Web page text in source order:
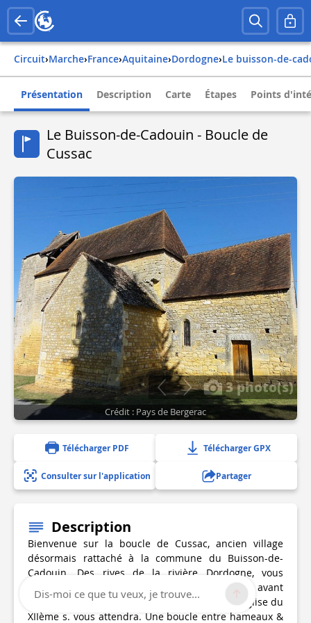
Circuit› Marche› france› aquitaine› dordogne› le buisson-de-
Présentation Description Carte Étapes Points
Le Buisson-de-Cadouin - Boucle de
Cussac
3 photo(s)
Crédit : Pays de Bergerac
Télécharger PDF Télécharger GPX
Consulter sur l'application Partager
Description
Bienvenue sur la boucle de Cussac, ancien village
désormais rattaché à la commune du Buisson-de-
Cadouin. Des rives de la rivière Dordogne, vous
arpenterez les coteaux de Alles-sur-Dordogne avant
de redescendre vers Cussac où l'authentique église du
XIIème s. vous attendra. Une boucle entre hameaux &
Dis-moi ce que tu veux, je trouve...